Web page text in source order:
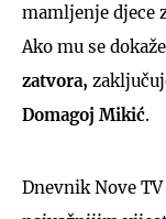
mamljenje djece
Ako mu se
zatvora,
Domagoj Mikić.
Dnevnik Nove